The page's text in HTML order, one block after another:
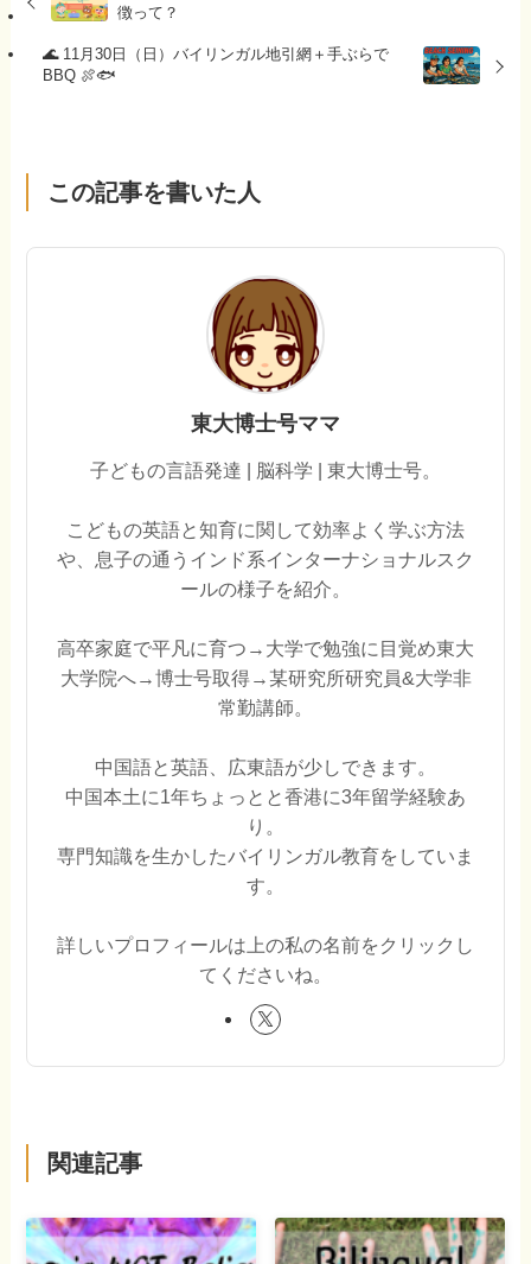
徴って？
🌊 11月30日（日）バイリンガル地引網＋手ぶらで
BBQ 🍖🐟
この記事を書いた人
東大博士号ママ
子どもの言語発達 | 脳科学 | 東大博士号。
こどもの英語と知育に関して効率よく学ぶ方法
や、息子の通うインド系インターナショナルスク
ールの様子を紹介。
高卒家庭で平凡に育つ→大学で勉強に目覚め東大
大学院へ→博士号取得→某研究所研究員&大学非
常勤講師。
中国語と英語、広東語が少しできます。
中国本土に1年ちょっとと香港に3年留学経験あ
り。
専門知識を生かしたバイリンガル教育をしていま
す。
詳しいプロフィールは上の私の名前をクリックし
てくださいね。
関連記事